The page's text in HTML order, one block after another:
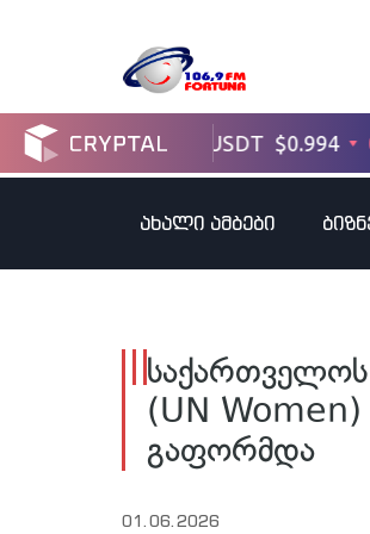
ახალი ამბები
საქართველოს
(UN Women)
გაფორმდა
01.06.2026